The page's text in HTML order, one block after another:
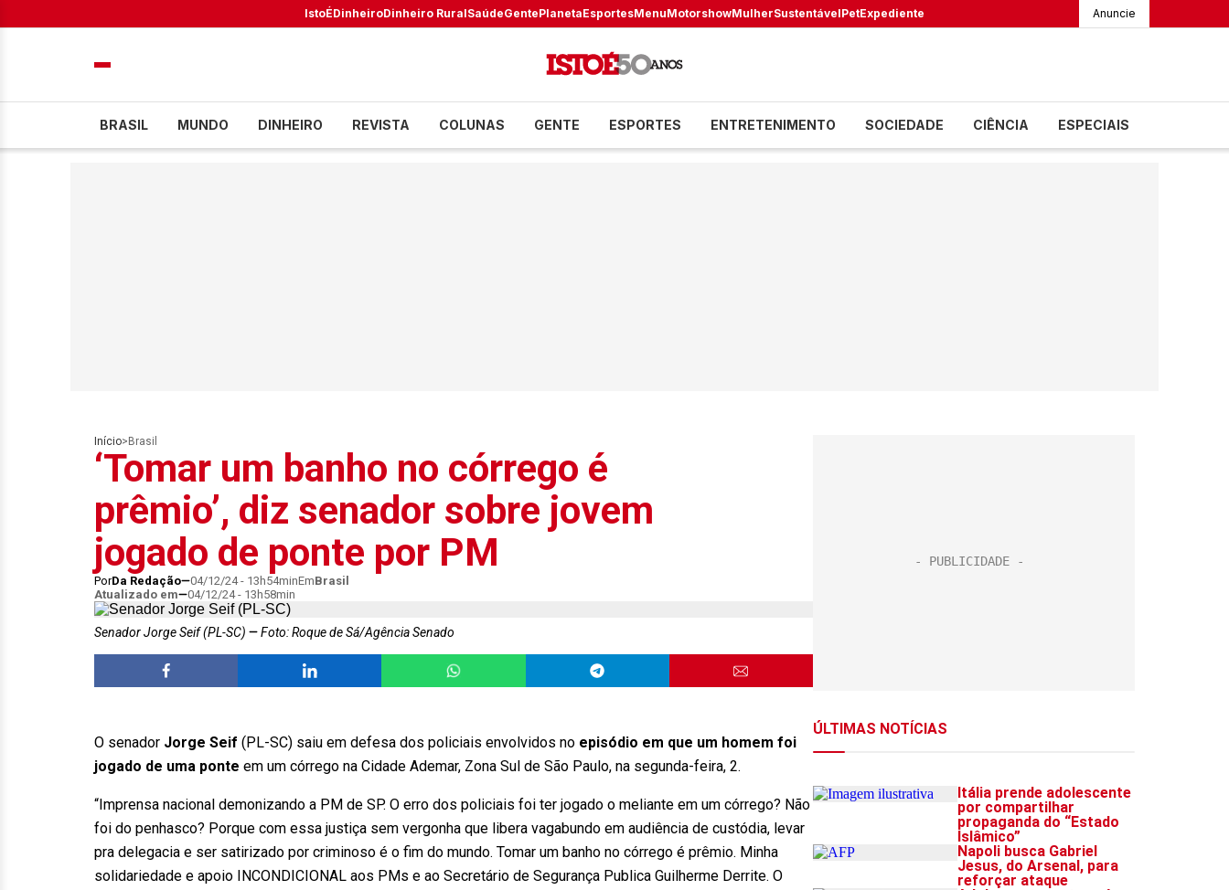
IstoÉDinheiroDinheiro RuralSaúdeGentePlanetaEsportesMenuMotorshowMulherSustentávelPetExpediente Anuncie
BRASIL MUNDO DINHEIRO REVISTA COLUNAS GENTE ESPORTES ENTRETENIMENTO SOCIEDADE CIÊNCIA ESPECIAIS
Início> Brasil
‘Tomar um banho no córrego é
prêmio’, diz senador sobre jovem
jogado de ponte por PM
PorDa Redação 04/12/24 - 13h54minEmBrasil
Atualizado em
04/12/24 - 13h58min
Senador Jorge Seif (PL-SC) Foto: Roque de Sá/Agência Senado
O senador Jorge Seif (PL-SC) saiu em defesa dos policiais envolvidos no episódio em que um homem foi
jogado de uma ponte em um córrego na Cidade Ademar, Zona Sul de São Paulo, na segunda-feira, 2.
“Imprensa nacional demonizando a PM de SP. O erro dos policiais foi ter jogado o meliante em um córrego? Não
foi do penhasco? Porque com essa justiça sem vergonha que libera vagabundo em audiência de custódia, levar
pra delegacia e ser satirizado por criminoso é o fim do mundo. Tomar um banho no córrego é prêmio. Minha
solidariedade e apoio INCONDICIONAL aos PMs e ao Secretário de Segurança Publica Guilherme Derrite. O